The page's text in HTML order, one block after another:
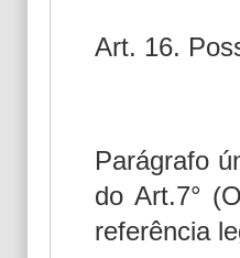
Art. 16.
Parágrafo
do Art.7°
referência